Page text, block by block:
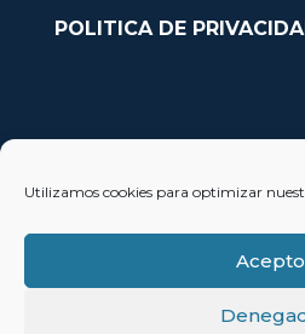
Utilizamos cookies para optimizar
Acepto
POLITICA DE
Avda. País Valencià nº54,